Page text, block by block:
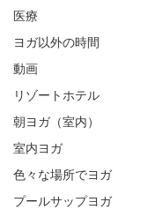
医療
ヨガ以外の時間
動画
リゾートホテル
朝ヨガ（室内）
室内ヨガ
色々な場所でヨガ
プールサップヨガ